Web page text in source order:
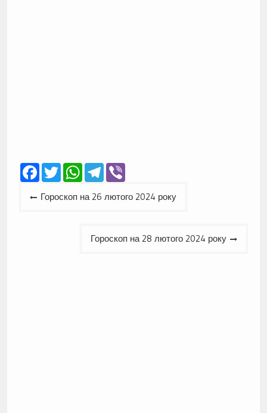
Facebook
TwitterWhatsApp
Telegram
Viber
Навігація
Гороскоп на 26 лютого 2024 року
Гороскоп на 28 лютого 2024 року